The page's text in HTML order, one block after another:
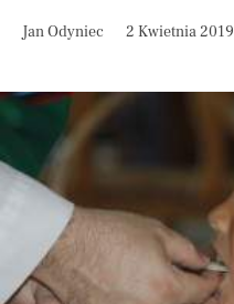
Jan Odyniec 2 Kwietnia 2019